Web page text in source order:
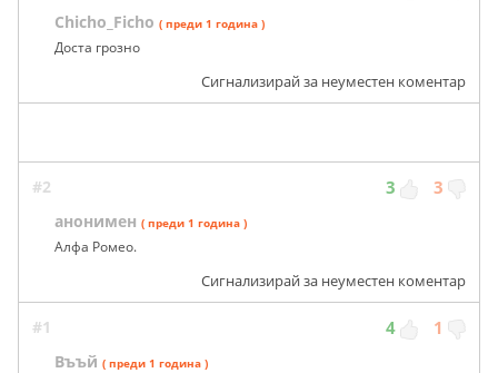
Chicho_Ficho ( преди 1 година )
Доста грозно
Сигнализирай за неуместен коментар
#2 3 3
анонимен ( преди 1 година )
Алфа Ромео.
Сигнализирай за неуместен коментар
#1 4 1
Въъй ( преди 1 година )